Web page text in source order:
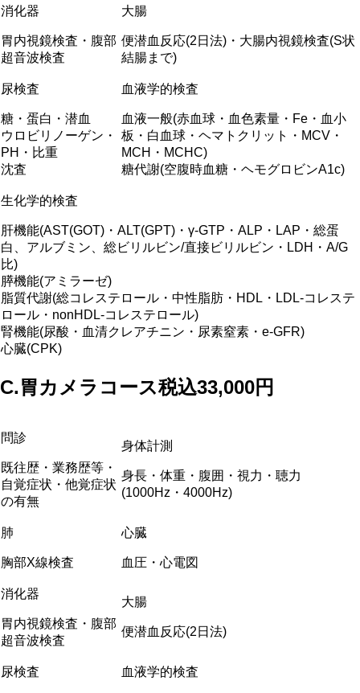
消化器
胃内視鏡検査・腹部
超音波検査
大腸
便潜血反応(2日法)・大腸内視鏡検査(S状
結腸まで)
尿検査
糖・蛋白・潜血
ウロビリノーゲン・
PH・比重
沈査
血液学的検査
血液一般(赤血球・血色素量・Fe・血小
板・白血球・ヘマトクリット・MCV・
MCH・MCHC)
糖代謝(空腹時血糖・ヘモグロビンA1c)
生化学的検査
肝機能(AST(GOT)・ALT(GPT)・γ-GTP・ALP・LAP・総蛋
白、アルブミン、総ビリルビン/直接ビリルビン・LDH・A/G
比)
膵機能(アミラーゼ)
脂質代謝(総コレステロール・中性脂肪・HDL・LDL-コレステ
ロール・nonHDL-コレステロール)
腎機能(尿酸・血清クレアチニン・尿素窒素・e-GFR)
心臓(CPK)
C.胃カメラコース税込33,000円
問診
既往歴・業務歴等・
自覚症状・他覚症状
の有無
身体計測
身長・体重・腹囲・視力・聴力
(1000Hz・4000Hz)
肺
胸部X線検査
心臓
血圧・心電図
消化器
胃内視鏡検査・腹部
超音波検査
大腸
便潜血反応(2日法)
尿検査 血液学的検査